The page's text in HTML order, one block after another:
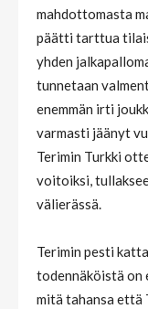
mahdottomasta
päätti tarttua
yhden
tunnetaan
enemmän irti
varmasti jäänyt
Terimin Turkki
voitoiksi,
välierässä.
Terimin pesti
todennäköistä on
mitä tahansa että